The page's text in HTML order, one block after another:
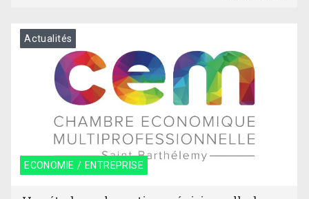
ECONOMIE / ENTREPRISE
Actualités